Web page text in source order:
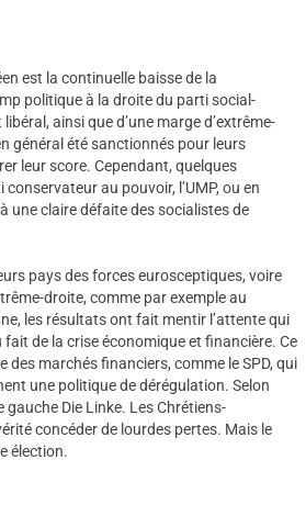
est la continuelle baisse de la
politique à la droite du parti social-
ainsi que d’une marge d’extrême-
général été sanctionnés pour leurs
leur score. Cependant, quelques
au pouvoir, l’UMP, ou en
une claire défaite des socialistes de
pays des forces eurosceptiques, voire
droite, comme par exemple au
les résultats ont fait mentir l’attente qui
de la crise économique et financière. Ce
marchés financiers, comme le SPD, qui
une politique de dérégulation. Selon
Die Linke. Les Chrétiens-
concéder de lourdes pertes. Mais le
élection.